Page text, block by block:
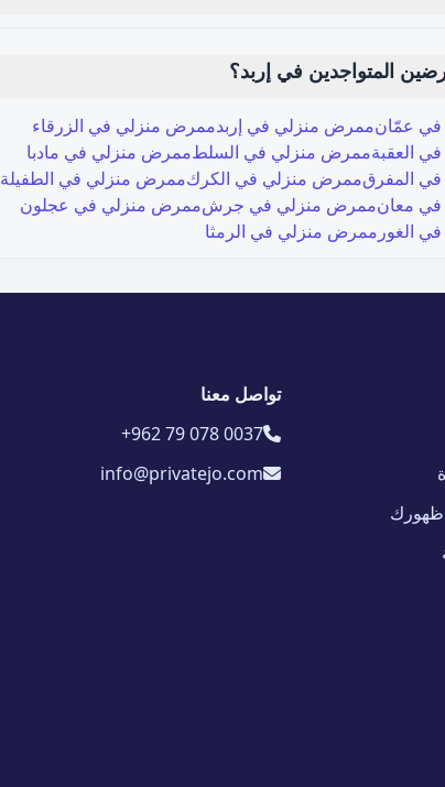
المتواجدين في إربد؟
في عمّانممرض منزلي في إربدممرض منزلي في الزرقاء
في العقبةممرض منزلي في السلطممرض منزلي في مادبا
في المفرقممرض منزلي في الكركممرض منزلي في الطفيلة
في معانممرض منزلي في جرشممرض منزلي في عجلون
في الغور ممرض منزلي في الرمثا
ظهورك
تواصل معنا
+962 79 078 0037
info@privatejo.com